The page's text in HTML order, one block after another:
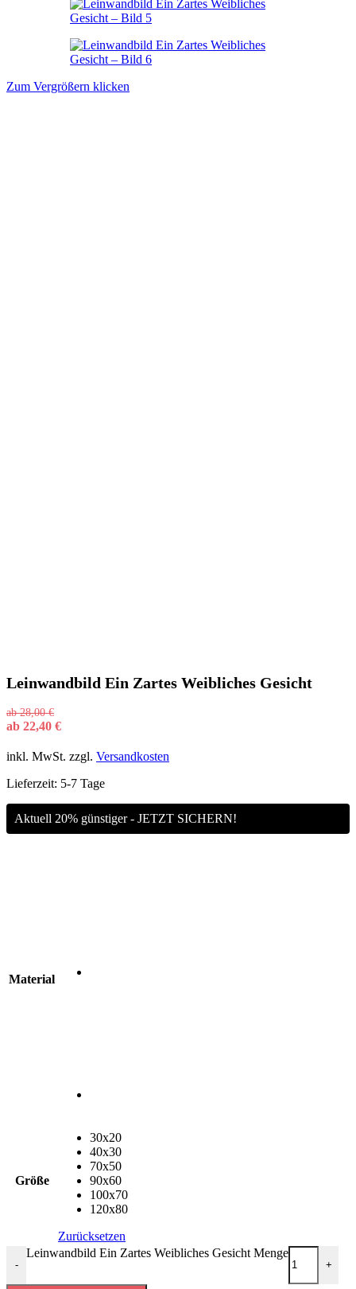
Zum Vergrößern klicken
Leinwandbild Ein Zartes Weibliches Gesicht
ab28,00€
ab 22,40 €
inkl. MwSt. zzgl. Versandkosten
Lieferzeit: 5-7 Tage
Aktuell 20% günstiger - JETZT SICHERN!
Material
Größe
30x20
40x30
70x50
90x60
100x70
120x80
Zurücksetzen
-
Leinwandbild Ein Zartes Weibliches Gesicht Menge
+